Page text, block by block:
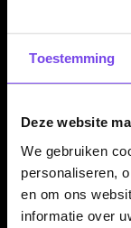
Toestemming
Deze website
We gebruiken
personaliseren,
en om ons
informatie over
Verkrijgbaar in
De Unicorn
barrel lengte van
barrel width van
barrel width van